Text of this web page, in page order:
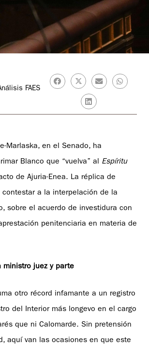
FAES
Marlaska, en el Senado, ha
Blanco que “vuelva” al Espíritu
de Ajuria-Enea. La réplica de
contestar a la interpelación de la
sobre el acuerdo de investidura con
penitenciaria en materia de
ministro juez y parte
otro récord infamante a un registro
del Interior más longevo en el cargo
que ni Calomarde. Sin pretensión
aquí van las ocasiones en que este